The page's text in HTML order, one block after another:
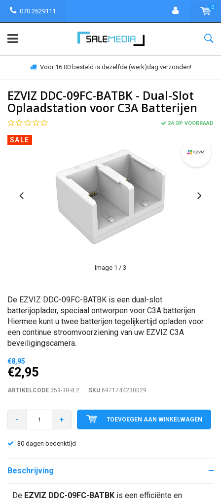
070 2629111
0
Voor 16:00 besteld is dezelfde (werk)dag verzonden!
EZVIZ DDC-09FC-BATBK - Dual-Slot
Oplaadstation voor C3A Batterijen
24 OP VOORRAAD
SALE
Image 1 / 3
De EZVIZ DDC-09FC-BATBK is een dual-slot
batterijoplader, speciaal ontworpen voor C3A batterijen.
Hiermee kunt u twee batterijen tegelijkertijd opladen voor
een continue stroomvoorziening van uw EZVIZ C3A
beveiligingscamera.
€8,95
€2,95
ARTIKELCODE 359-3R-8:2 SKU 6971744230029
- + TOEVOEGEN AAN WINKELWAGEN
30 dagen bedenktijd
Beschrijving
De EZVIZ DDC-09FC-BATBK is een efficiënte en